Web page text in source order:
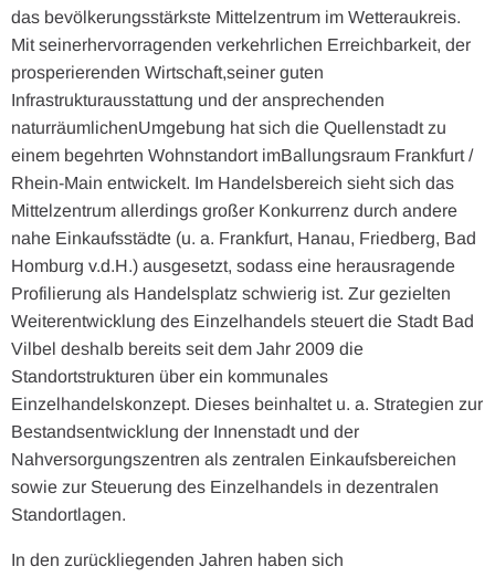
das bevölkerungsstärkste Mittelzentrum im Wetteraukreis.
Mit seinerhervorragenden verkehrlichen Erreichbarkeit, der
prosperierenden Wirtschaft,seiner guten
Infrastrukturausstattung und der ansprechenden
naturräumlichenUmgebung hat sich die Quellenstadt zu
einem begehrten Wohnstandort imBallungsraum Frankfurt /
Rhein-Main entwickelt. Im Handelsbereich sieht sich das
Mittelzentrum allerdings großer Konkurrenz durch andere
nahe Einkaufsstädte (u. a. Frankfurt, Hanau, Friedberg, Bad
Homburg v.d.H.) ausgesetzt, sodass eine herausragende
Profilierung als Handelsplatz schwierig ist. Zur gezielten
Weiterentwicklung des Einzelhandels steuert die Stadt Bad
Vilbel deshalb bereits seit dem Jahr 2009 die
Standortstrukturen über ein kommunales
Einzelhandelskonzept. Dieses beinhaltet u. a. Strategien zur
Bestandsentwicklung der Innenstadt und der
Nahversorgungszentren als zentralen Einkaufsbereichen
sowie zur Steuerung des Einzelhandels in dezentralen
Standortlagen.
In den zurückliegenden Jahren haben sich